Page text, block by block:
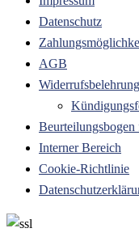
Datenschutz
AGB
Interner Bereich
Cookie-Richtlinie